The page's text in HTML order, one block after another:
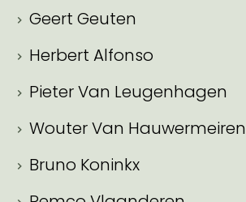
Geert Geuten
Herbert Alfonso
Pieter Van Leugenhagen
Wouter Van Hauwermeiren
Bruno Koninkx